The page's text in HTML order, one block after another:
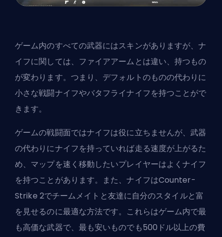
ゲーム内のすべての武器にはスキンがありますが、ナ
イフに関しては、ファイアアームとは違い、持つもの
が変わります。つまり、デフォルトのものの代わりに
小さな戦闘ナイフやバタフライナイフを持つことがで
きます。
ゲームの戦闘面ではナイフは役に立ちませんが、武器
の代わりにナイフを持っていれば走る速度が上がるた
め、マップを速く移動したいプレイヤーはよくナイフ
を持つことがあります。また、ナイフはCounter-
Strike 2でチームメイトと友達に自分のスタイルと富
を見せるのに最適な方法です。これらはゲーム内で最
も高価な武器で、最も安いものでも500ドル以上の費